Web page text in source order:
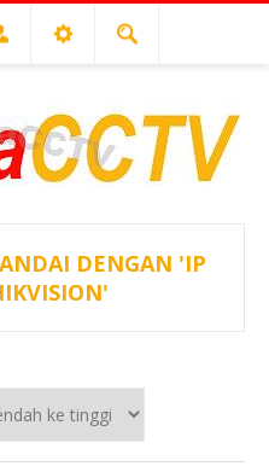
DENGAN 'IP